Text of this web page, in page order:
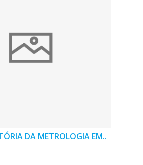
DA METROLOGIA EM..